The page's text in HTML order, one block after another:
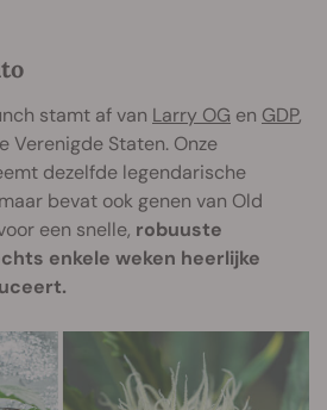
stamt af van Larry OG en GDP,
Verenigde Staten. Onze
dezelfde legendarische
bevat ook genen van Old
een snelle, robuuste
enkele weken heerlijke